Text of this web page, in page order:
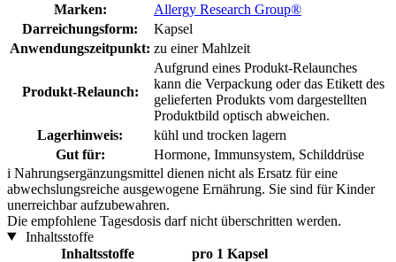
Marken:
Allergy Research Group®
Darreichungsform:
Kapsel
Anwendungszeitpunkt: zu einer Mahlzeit
Produkt-Relaunch:
Aufgrund eines Produkt-Relaunches
kann die Verpackung oder das Etikett des
gelieferten Produkts vom dargestellten
Produktbild optisch abweichen.
Lagerhinweis:
kühl und trocken lagern
Gut für:
Hormone, Immunsystem, Schilddrüse
i Nahrungsergänzungsmittel dienen nicht als Ersatz für eine
abwechslungsreiche ausgewogene Ernährung. Sie sind für Kinder
unerreichbar aufzubewahren.
Die empfohlene Tagesdosis darf nicht überschritten werden.
Inhaltsstoffe
Inhaltsstoffe
pro 1 Kapsel